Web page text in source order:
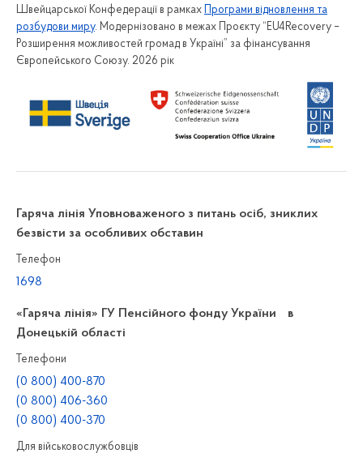
Швейцарської Конфедерації в рамках Програми відновлення та
розбудови миру. Модернізовано в межах Проєкту “EU4Recovery –
Розширення можливостей громад в Україні” за фінансування
Європейського Союзу. 2026 рік
Гаряча лінія Уповноваженого з питань осіб, зниклих
безвісти за особливих обставин
Телефон
1698
«Гаряча лінія» ГУ Пенсійного фонду України в
Донецькій області
Телефони
(0 800) 400-870
(0 800) 406-360
(0 800) 400-370
Для військовослужбовців